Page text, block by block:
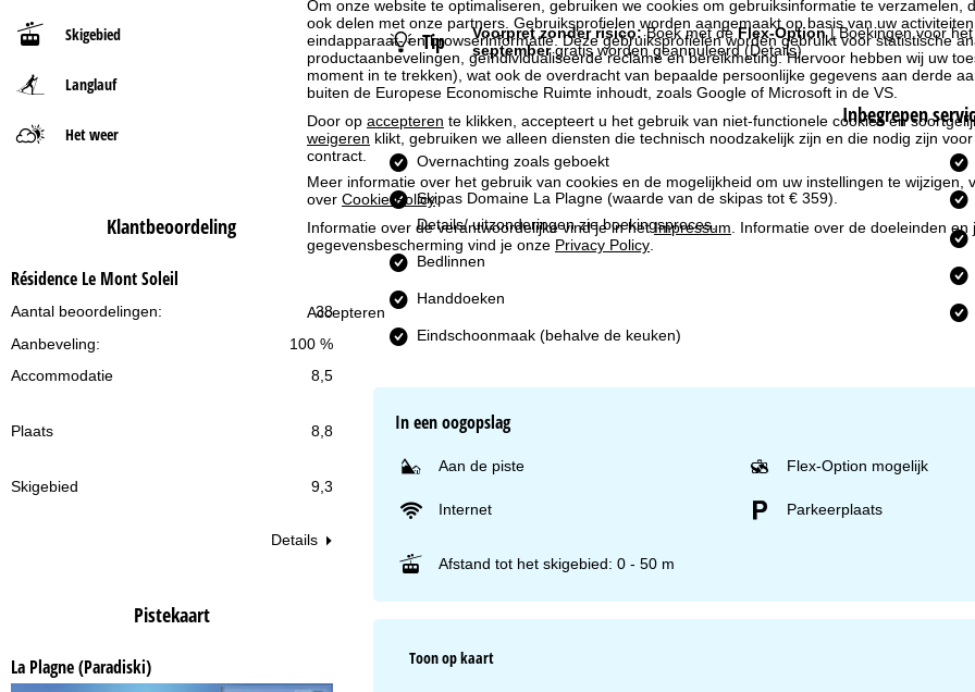
Om onze website te optimaliseren, gebruiken we cookies om gebruiksinformatie te verzamelen,
ook delen met onze partners. Gebruiksprofielen worden aangemaakt op basis van uw
eindapparaat- en browserinformatie. Deze gebruiksprofielen worden gebruikt voor statistische
productaanbevelingen, geïndividualiseerde reclame en bereikmeting. Hiervoor hebben wij uw
moment in te trekken), wat ook de overdracht van bepaalde persoonlijke gegevens aan derde
buiten de Europese Economische Ruimte inhoudt, zoals Google of Microsoft in de VS.
Door op accepteren te klikken, accepteert u het gebruik van niet-functionele cookies en
weigeren klikt, gebruiken we alleen diensten die technisch noodzakelijk zijn en die nodig zijn
contract.
Meer informatie over het gebruik van cookies en de mogelijkheid om uw instellingen te wijzigen,
over Cookie-Policy.
Informatie over de verantwoordelijke vind je in hetImpressum . Informatie over de doeleinden
gegevensbescherming vind je onze Privacy Policy
Accepteren
Skigebied
Langlauf
Het weer
Klantbeoordeling
Résidence Le Mont Soleil
38
Aantal beoordelingen:
100 %
Aanbeveling:
Accommodatie
8,5
Plaats 8,8
Skigebied 9,3
Details
Pistekaart
La Plagne (Paradiski)
t
p
a
g
n
a
Tip Voorpret zonder risico:Boek met deFlex-Option| Boekingen voor
septembergratis worden geannuleerd(Details)
Inbegrepen
Overnachting zoals geboekt
Skipas Domaine La Plagne (waarde van de skipas tot € 359).
Details/ uitzonderingen zie boekingsproces.
Bedlinnen
Handdoeken
Eindschoonmaak (behalve de keuken)
In een oogopslag
Aan de piste Flex-Option mogelijk
Internet Parkeerplaats
Afstand tot het skigebied: 0 - 50 m
Toon op kaart